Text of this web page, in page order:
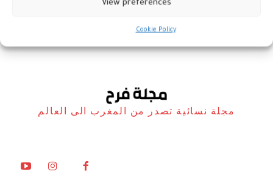
View preferences
Cookie Policy
مجلة نسائية تصدر من المغرب الى العالم